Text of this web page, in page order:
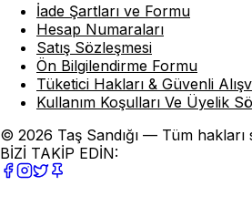
İade Şartları ve Formu
Hesap Numaraları
Satış Sözleşmesi
Ön Bilgilendirme Formu
Tüketici Hakları & Güvenli
Kullanım Koşulları Ve Üyelik
© 2026 Taş Sandığı — Tüm hakları
BİZİ TAKİP EDİN: